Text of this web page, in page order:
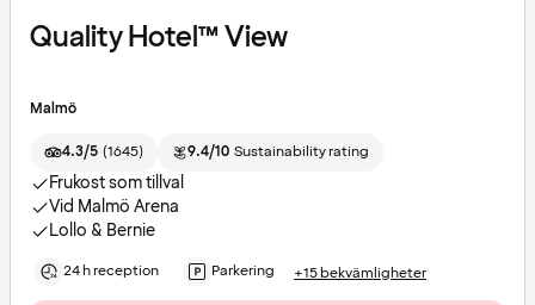
Quality Hotel™ View
Malmö
4.3/5 (1645) 9.4/10 Sustainability rating
Frukost som tillval
Vid Malmö Arena
Lollo & Bernie
24 h reception Parkering +15 bekvämligheter